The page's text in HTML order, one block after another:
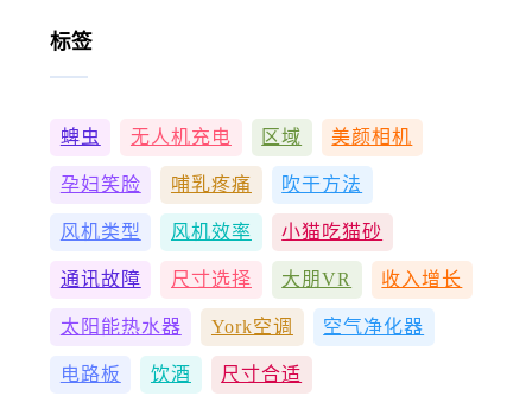
标签
蜱虫 无人机充电 区域 美颜相机
孕妇笑脸 哺乳疼痛 吹干方法
风机类型 风机效率 小猫吃猫砂
通讯故障 尺寸选择 大朋VR 收入增长
太阳能热水器 York空调 空气净化器
电路板 饮酒 尺寸合适